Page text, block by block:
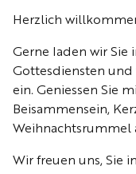
Herzlich
Gerne laden wir Sie
Gottesdiensten und
ein. Geniessen Sie
Beisammensein,
Weihnachtsrummel
Wir freuen uns, Sie